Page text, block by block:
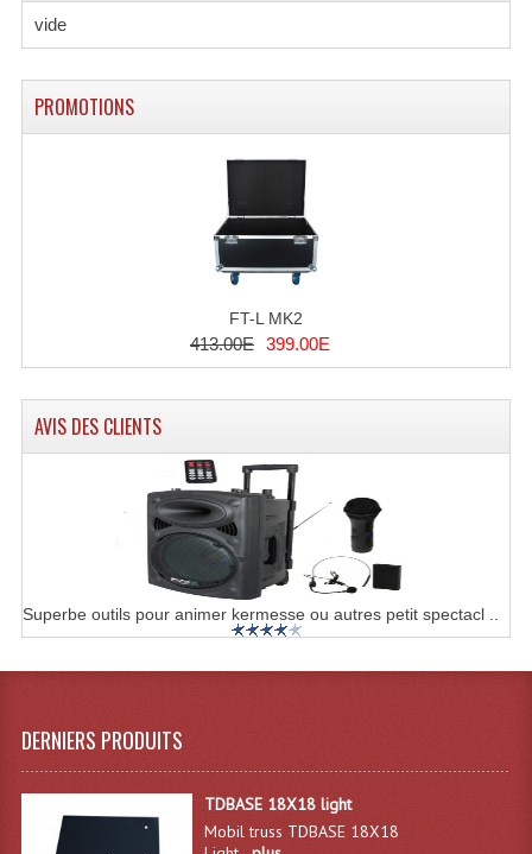
Enceintes Passives Sono
Retours De Scène
Caisson De Basse Amplifié
Caissons De Basses
Enceintes Autonomes Portables Amplifiées
Enceintes Hifi
Enceintes Monitoring
Filtres Actifs, Correcteurs
Haut-Parleurs Amplis Guitare
Moteurs Pavillons Pour Enceinte
vide
PROMOTIONS
FT-L MK2
413.00E 399.00E
AVIS DES CLIENTS
Superbe outils pour animer kermesse ou autres petit spectacl ..
DERNIERS PRODUITS
TDBASE 18X18 light
Mobil truss TDBASE 18X18